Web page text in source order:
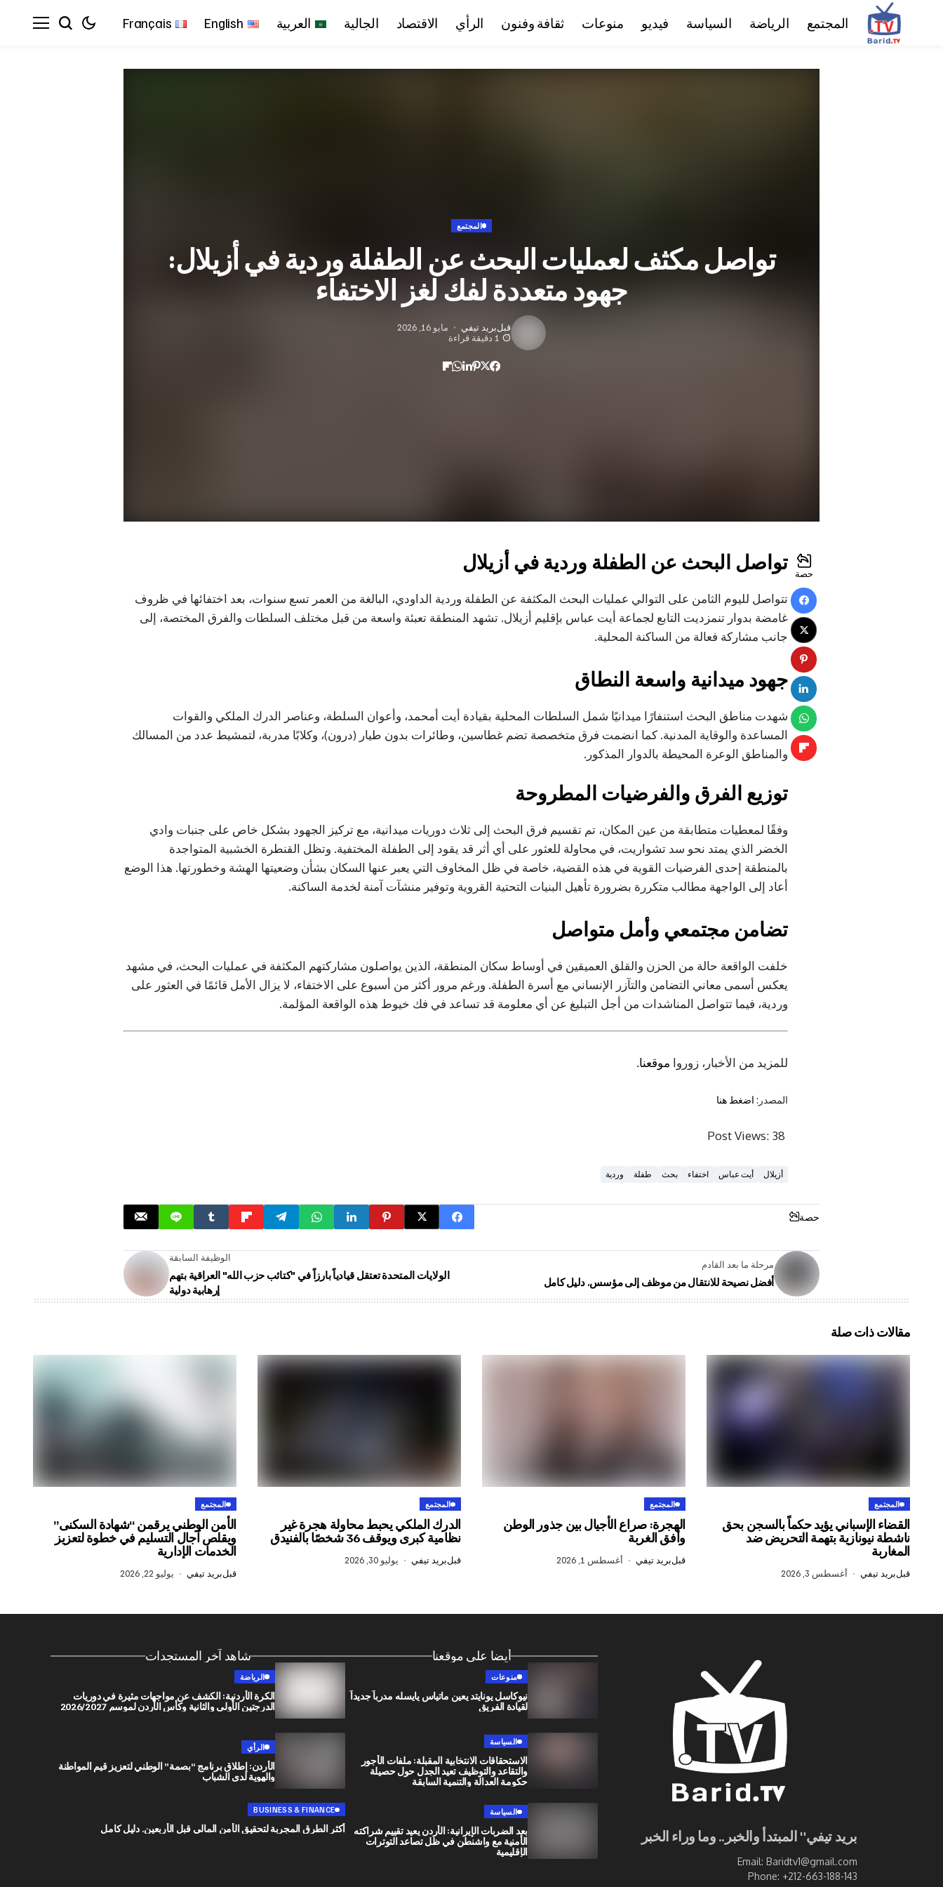
المجتمع الرياضة السياسة فيديو منوعات ثقافة وفنون الرأي الاقتصاد الجالية العربية English
Français
المجتمع
تواصل مكثف لعمليات البحث عن الطفلة وردية في أزيلال:
جهود متعددة لفك لغز الاختفاء
قبلبريد تيفي
مايو 16, 2026
1 دقيقة قراءة
حصة تواصل البحث عن الطفلة وردية في أزيلال
تتواصل لليوم الثامن على التوالي عمليات البحث المكثفة عن الطفلة وردية الداودي، البالغة من العمر تسع سنوات، بعد اختفائها في ظروف
غامضة بدوار تنمزديت التابع لجماعة أيت عباس بإقليم أزيلال. تشهد المنطقة تعبئة واسعة من قبل مختلف السلطات والفرق المختصة، إلى
جانب مشاركة فعالة من الساكنة المحلية.
جهود ميدانية واسعة النطاق
شهدت مناطق البحث استنفارًا ميدانيًا شمل السلطات المحلية بقيادة أيت أمحمد، وأعوان السلطة، وعناصر الدرك الملكي والقوات
المساعدة والوقاية المدنية. كما انضمت فرق متخصصة تضم غطاسين، وطائرات بدون طيار (درون)، وكلابًا مدربة، لتمشيط عدد من المسالك
والمناطق الوعرة المحيطة بالدوار المذكور.
توزيع الفرق والفرضيات المطروحة
وفقًا لمعطيات متطابقة من عين المكان، تم تقسيم فرق البحث إلى ثلاث دوريات ميدانية، مع تركيز الجهود بشكل خاص على جنبات وادي
الخضر الذي يمتد نحو سد تشواريت، في محاولة للعثور على أي أثر قد يقود إلى الطفلة المختفية. وتظل القنطرة الخشبية المتواجدة
بالمنطقة إحدى الفرضيات القوية في هذه القضية، خاصة في ظل المخاوف التي يعبر عنها السكان بشأن وضعيتها الهشة وخطورتها. هذا الوضع
أعاد إلى الواجهة مطالب متكررة بضرورة تأهيل البنيات التحتية القروية وتوفير منشآت آمنة لخدمة الساكنة.
تضامن مجتمعي وأمل متواصل
خلفت الواقعة حالة من الحزن والقلق العميقين في أوساط سكان المنطقة، الذين يواصلون مشاركتهم المكثفة في عمليات البحث، في مشهد
يعكس أسمى معاني التضامن والتآزر الإنساني مع أسرة الطفلة. ورغم مرور أكثر من أسبوع على الاختفاء، لا يزال الأمل قائمًا في العثور على
وردية، فيما تتواصل المناشدات من أجل التبليغ عن أي معلومة قد تساعد في فك خيوط هذه الواقعة المؤلمة.
للمزيد من الأخبار، زوروا موقعنا.
المصدر: اضغط هنا
Post Views: 38
أزيلال أيت عباس اختفاء بحث طفلة وردية
حصة
الوظيفة السابقة
الولايات المتحدة تعتقل قيادياً بارزاً في "كتائب حزب الله" العراقية بتهم
إرهابية دولية
مرحلة ما بعد القادم
أفضل نصيحة للانتقال من موظف إلى مؤسس. دليل كامل
مقالات ذات صلة
المجتمع
القضاء الإسباني يؤيد حكماً بالسجن بحق
ناشطة نيونازية بتهمة التحريض ضد
المغاربة
قبلبريد تيفي أغسطس 3, 2026
المجتمع
الهجرة: صراع الأجيال بين جذور الوطن
وأفق الغربة
قبلبريد تيفي أغسطس 1, 2026
المجتمع
الدرك الملكي يحبط محاولة هجرة غير
نظامية كبرى ويوقف 36 شخصًا بالفنيدق
قبلبريد تيفي يوليو 30, 2026
المجتمع
الأمن الوطني يرقمن “شهادة السكنى”
ويقلص آجال التسليم في خطوة لتعزيز
الخدمات الإدارية
قبلبريد تيفي يوليو 22, 2026
بريد تيفي" المبتدأ والخبر.. وما وراء الخبر
Email: Baridtv1@gmail.com
Phone: +212-663-188-143
أيضا على موقعنا
منوعات
نيوكاسل يونايتد يعين ماتياس يايسله مدرباً جديداً
لقيادة الفريق
السياسة
الاستحقاقات الانتخابية المقبلة: ملفات الأجور
والتقاعد والتوظيف تعيد الجدل حول حصيلة
حكومة العدالة والتنمية السابقة
السياسة
بعد الضربات الإيرانية: الأردن يعيد تقييم شراكته
الأمنية مع واشنطن في ظل تصاعد التوترات
الإقليمية
شاهد آخر المستجدات
الرياضة
الكرة الأردنية: الكشف عن مواجهات مثيرة في دوريات
الدرجتين الأولى والثانية وكأس الأردن لموسم 2026/2027
الرأي
الأردن: إطلاق برنامج “بصمة” الوطني لتعزيز قيم المواطنة
والهوية لدى الشباب
BUSINESS & FINANCE
أكثر الطرق المجربة لتحقيق الأمن المالي قبل الأربعين. دليل كامل